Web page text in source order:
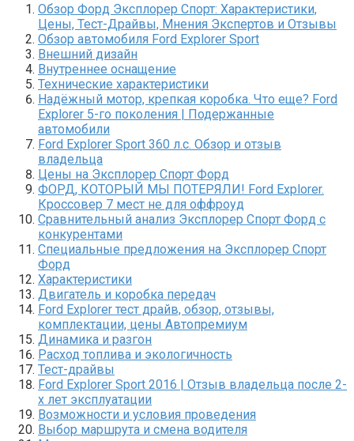
Обзор Форд Эксплорер Спорт: Характеристики,
Цены, Тест-Драйвы, Мнения Экспертов и Отзывы
Обзор автомобиля Ford Explorer Sport
Внешний дизайн
Внутреннее оснащение
Технические характеристики
Надёжный мотор, крепкая коробка. Что еще? Ford
Explorer 5-го поколения | Подержанные
автомобили
Ford Explorer Sport 360 л.с. Обзор и отзыв
владельца
Цены на Эксплорер Спорт Форд
ФОРД, КОТОРЫЙ МЫ ПОТЕРЯЛИ! Ford Explorer.
Кроссовер 7 мест не для оффроуд
Сравнительный анализ Эксплорер Спорт Форд с
конкурентами
Специальные предложения на Эксплорер Спорт
Форд
Характеристики
Двигатель и коробка передач
Ford Explorer тест драйв, обзор, отзывы,
комплектации, цены Автопремиум
Динамика и разгон
Расход топлива и экологичность
Тест-драйвы
Ford Explorer Sport 2016 | Отзыв владельца после 2-
х лет эксплуатации
Возможности и условия проведения
Выбор маршрута и смена водителя